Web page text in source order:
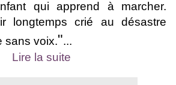
qui apprend à marcher.
longtemps crié au désastre
sans voix."...
Lire la suite